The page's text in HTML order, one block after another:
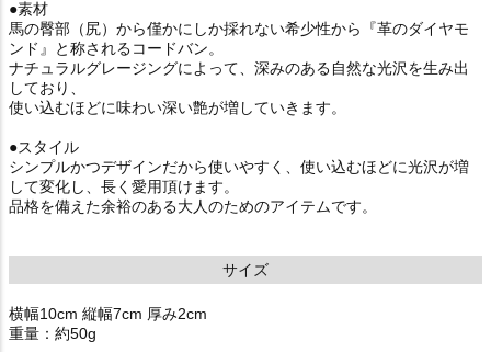
●素材
馬の臀部（尻）から僅かにしか採れない希少性から『革のダイヤモ
ンド』と称されるコードバン。
ナチュラルグレージングによって、深みのある自然な光沢を生み出
しており、
使い込むほどに味わい深い艶が増していきます。
●スタイル
シンプルかつデザインだから使いやすく、使い込むほどに光沢が増
して変化し、長く愛用頂けます。
品格を備えた余裕のある大人のためのアイテムです。
サイズ
横幅10cm 縦幅7cm 厚み2cm
重量：約50g